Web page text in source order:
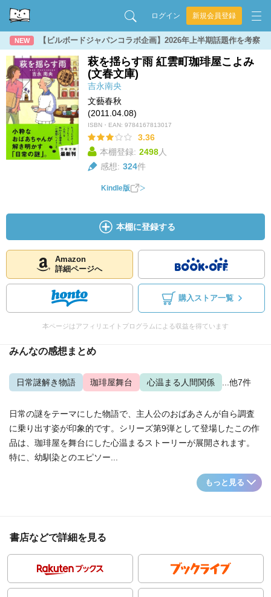
ログイン 新規会員登録
NEW 【ビルボードジャパンコラボ企画】2026年上半期話題作を考察
萩を揺らす雨 紅雲町珈琲屋こよみ
(文春文庫)
吉永南央
文藝春秋
(2011.04.08)
ISBN・EAN: 9784167813017
3.36
本棚登録: 2498人
感想: 324件
Kindle版
本棚に登録する
Amazon
詳細ページへ
購入ストア一覧
本ページはアフィリエイトプログラムによる収益を得ています
みんなの感想まとめ
日常謎解き物語 珈琲屋舞台 心温まる人間関係 ...他7件
日常の謎をテーマにした物語で、主人公のおばあさんが自ら調査
に乗り出す姿が印象的です。シリーズ第9弾として登場したこの作
品は、珈琲屋を舞台にした心温まるストーリーが展開されます。
特に、幼馴染とのエピソー...
もっと見る
書店などで詳細を見る